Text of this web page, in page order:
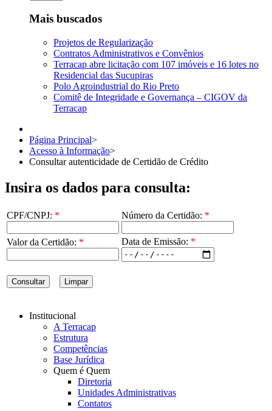
Mais buscados
Projetos de Regularização
Contratos Administrativos e Convênios
Terracap abre licitação com 107 imóveis e 16 lotes no
Residencial das Sucupiras
Polo Agroindustrial do Rio Preto
Comitê de Integridade e Governança – CIGOV da
Terracap
Página Principal>
Acesso à Informação>
Consultar autenticidade de Certidão de Crédito
Insira os dados para consulta:
CPF/CNPJ: * Número da Certidão: *
Valor da Certidão: * Data de Emissão: *
Consultar Limpar
Institucional
A Terracap
Estrutura
Competências
Base Jurídica
Quem é Quem
Diretoria
Unidades Administrativas
Contatos